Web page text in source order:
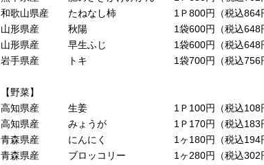
和歌山県産 たねなし柿 1Ｐ800円（税込864円
山形県産 秋陽 1袋600円（税込648円
山形県産 早生ふじ 1袋600円（税込648円
岩手県産 トキ 1袋700円（税込756円
【野菜】
高知県産 生姜 1Ｐ100円（税込108円
高知県産 みょうが 1Ｐ170円（税込183円
青森県産 にんにく 1ヶ180円（税込194円
青森県産 ブロッコリー 1ヶ280円（税込302円